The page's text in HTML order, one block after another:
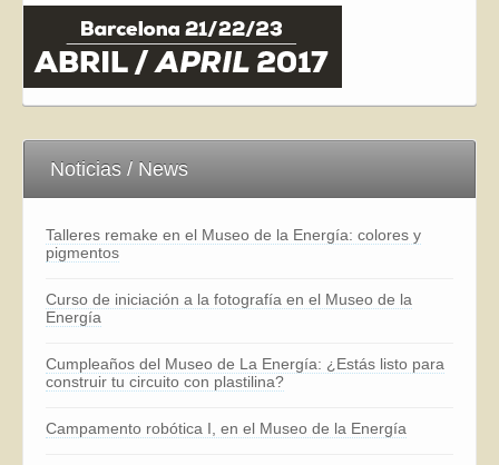
Noticias / News
Talleres remake en el Museo de la Energía: colores y
pigmentos
Curso de iniciación a la fotografía en el Museo de la
Energía
Cumpleaños del Museo de La Energía: ¿Estás listo para
construir tu circuito con plastilina?
Campamento robótica I, en el Museo de la Energía